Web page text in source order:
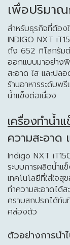
เพื่อปริมา
สำหรับธุรกิจที่ต้อง
INDIGO NXT
ถึง 652 กิโลกรัม
ออกแบบมาอย่าง
สะอาด ใส และปล
ร้านอาหารระดับพ
น้ำแข็งต่อเนื่อง
เครื่องทำน้ำ
ความสะอาด
Indigo NXT
ระบบการผลิตน้ำแ
เทคโนโลยีที่ใส่ใจ
ทำความสะอาดได้
คราบสกปรกได้ทัน
คล่องตัว
ตัวอย่างการนำ